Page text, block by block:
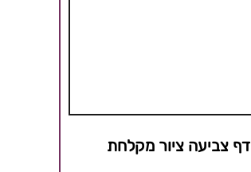
דף צביעה ציור מקלחת